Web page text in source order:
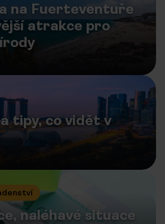
na Fuerteventuře
atrakce pro
tipy, co vidět v
naléhavé situace